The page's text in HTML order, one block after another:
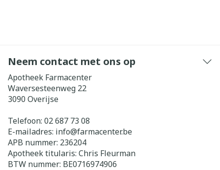
Neem contact met ons op
Apotheek Farmacenter
Waversesteenweg 22
3090 Overijse
Telefoon: 02 687 73 08
E-mailadres: info@farmacenter.be
APB nummer: 236204
Apotheek titularis: Chris Fleurman
BTW nummer: BE0716974906